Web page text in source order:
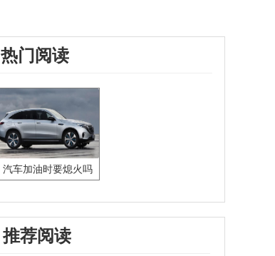
热门阅读
汽车加油时要熄火吗
推荐阅读